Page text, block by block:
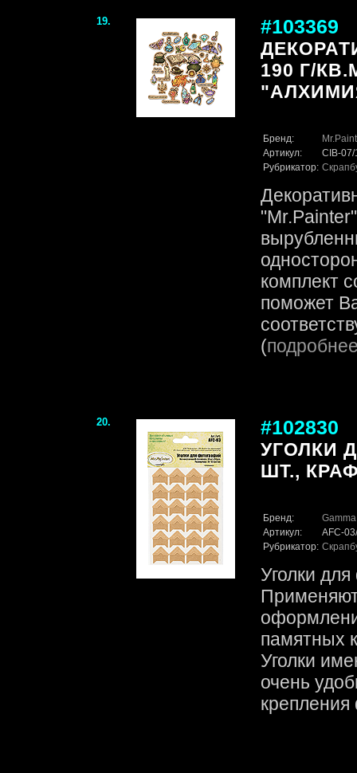
19. #103369
190 Г/
Бренд:
Артикул:
CIB-
Рубрикатор:
комплект
поможет
(
20. #102830
УГОЛКИ
ШТ.,
Бренд:
Gamma
Артикул:
AFC-
Рубрикатор:
Уголки
памятных
Уголки
очень